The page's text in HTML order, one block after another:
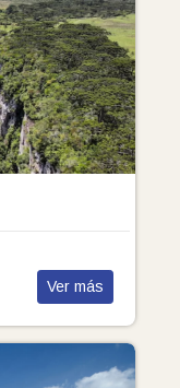
Ver más